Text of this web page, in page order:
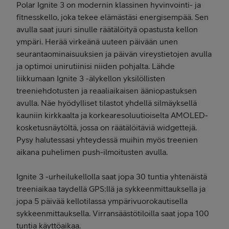
Polar Ignite 3 on modernin klassinen hyvinvointi- ja
fitnesskello, joka tekee elämästäsi energisempää. Sen
avulla saat juuri sinulle räätälöityä opastusta kellon
ympäri. Herää virkeänä uuteen päivään unen
seurantaominaisuuksien ja päivän vireystietojen avulla
ja optimoi unirutiinisi niiden pohjalta. Lähde
liikkumaan Ignite 3 -älykellon yksilöllisten
treeniehdotusten ja reaaliaikaisen ääniopastuksen
avulla. Näe hyödylliset tilastot yhdellä silmäyksellä
kauniin kirkkaalta ja korkearesoluutioiselta AMOLED-
kosketusnäytöltä, jossa on räätälöitäviä widgettejä.
Pysy halutessasi yhteydessä muihin myös treenien
aikana puhelimen push-ilmoitusten avulla.
Ignite 3 -urheilukellolla saat jopa 30 tuntia yhtenäistä
treeniaikaa taydellä GPS:llä ja sykkeenmittauksella ja
jopa 5 päivää kellotilassa ympärivuorokautisella
sykkeenmittauksella. Virransäästötiloilla saat jopa 100
tuntia käyttöaikaa.